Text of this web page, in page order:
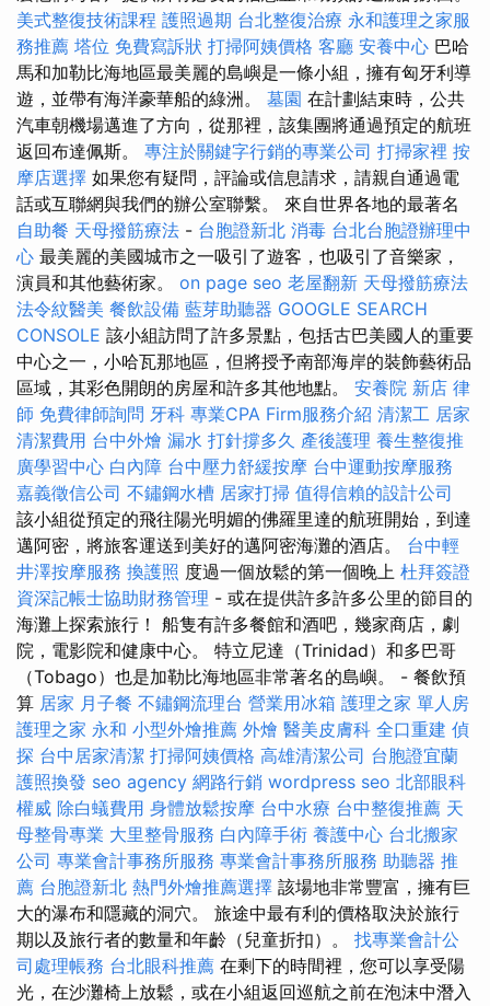
美式整復技術課程 護照過期 台北整復治療 永和護理之家服
務推薦 塔位 免費寫訴狀 打掃阿姨價格 客廳 安養中心 巴哈
馬和加勒比海地區最美麗的島嶼是一條小組，擁有匈牙利導
遊，並帶有海洋豪華船的綠洲。 墓園 在計劃結束時，公共
汽車朝機場邁進了方向，從那裡，該集團將通過預定的航班
返回布達佩斯。 專注於關鍵字行銷的專業公司 打掃家裡 按
摩店選擇 如果您有疑問，評論或信息請求，請親自通過電
話或互聯網與我們的辦公室聯繫。 來自世界各地的最著名
自助餐 天母撥筋療法 - 台胞證新北 消毒 台北台胞證辦理中
心 最美麗的美國城市之一吸引了遊客，也吸引了音樂家，
演員和其他藝術家。 on page seo 老屋翻新 天母撥筋療法
法令紋醫美 餐飲設備 藍芽助聽器 GOOGLE SEARCH
CONSOLE 該小組訪問了許多景點，包括古巴美國人的重要
中心之一，小哈瓦那地區，但將授予南部海岸的裝飾藝術品
區域，其彩色開朗的房屋和許多其他地點。 安養院 新店 律
師 免費律師詢問 牙科 專業CPA Firm服務介紹 清潔工 居家
清潔費用 台中外燴 漏水 打針撐多久 產後護理 養生整復推
廣學習中心 白內障 台中壓力舒緩按摩 台中運動按摩服務
嘉義徵信公司 不鏽鋼水槽 居家打掃 值得信賴的設計公司
該小組從預定的飛往陽光明媚的佛羅里達的航班開始，到達
邁阿密，將旅客運送到美好的邁阿密海灘的酒店。 台中輕
井澤按摩服務 換護照 度過一個放鬆的第一個晚上 杜拜簽證
資深記帳士協助財務管理 - 或在提供許多許多公里的節目的
海灘上探索旅行！ 船隻有許多餐館和酒吧，幾家商店，劇
院，電影院和健康中心。 特立尼達（Trinidad）和多巴哥
（Tobago）也是加勒比海地區非常著名的島嶼。 - 餐飲預
算 居家 月子餐 不鏽鋼流理台 營業用冰箱 護理之家 單人房
護理之家 永和 小型外燴推薦 外燴 醫美皮膚科 全口重建 偵
探 台中居家清潔 打掃阿姨價格 高雄清潔公司 台胞證宜蘭
護照換發 seo agency 網路行銷 wordpress seo 北部眼科
權威 除白蟻費用 身體放鬆按摩 台中水療 台中整復推薦 天
母整骨專業 大里整骨服務 白內障手術 養護中心 台北搬家
公司 專業會計事務所服務 專業會計事務所服務 助聽器 推
薦 台胞證新北 熱門外燴推薦選擇 該場地非常豐富，擁有巨
大的瀑布和隱藏的洞穴。 旅途中最有利的價格取決於旅行
期以及旅行者的數量和年齡（兒童折扣）。 找專業會計公
司處理帳務 台北眼科推薦 在剩下的時間裡，您可以享受陽
光，在沙灘椅上放鬆，或在小組返回巡航之前在泡沫中潛入